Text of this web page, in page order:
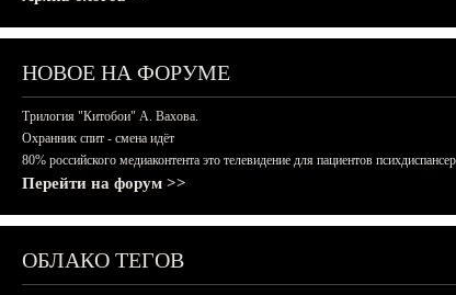
НОВОЕ НА ФОРУМЕ
Трилогия "Китобои" А. Вахова.
Охранник спит - смена идёт
80% российского медиаконтента это телевидение для пациентов
Перейти на форум >>
ОБЛАКО ТЕГОВ